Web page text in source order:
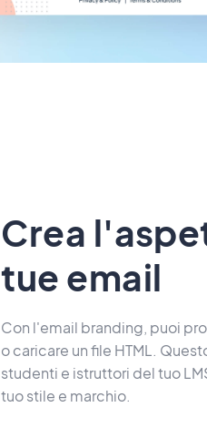
Crea
tue email
Con l'email branding, puoi
o caricare un file HTML.
studenti e istruttori del tuo
tuo stile e marchio.